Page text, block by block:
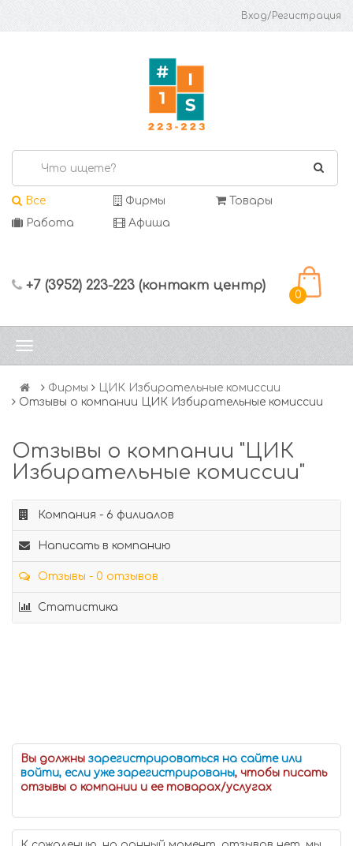
Вход/Регистрация
Все Фирмы
Товары
Работа
Афиша
+7 (3952) 223-223 (контакт центр)
0
Фирмы
ЦИК Избирательные комиссии
Отзывы о компании ЦИК Избирательные комиссии
Отзывы о компании "ЦИК
Избирательные комиссии"
Компания - 6 филиалов
Написать в компанию
Отзывы - 0 отзывов
Статистика
Вы должны зарегистрироваться на сайте или
войти, если уже зарегистрированы, чтобы писать
отзывы о компании и ее товарах/услугах